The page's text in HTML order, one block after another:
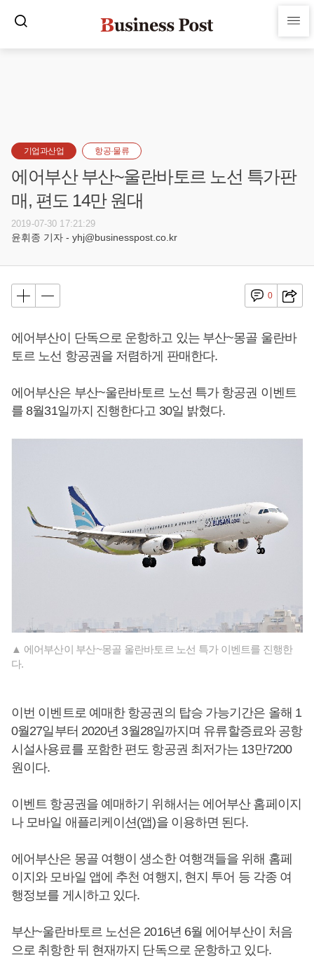
기업과산업 항공·물류
에어부산 부산~울란바토르 노선 특가판
매, 편도 14만 원대
2019-07-30 17:21:29
윤휘종 기자 - yhj@businesspost.co.kr
0
에어부산이 단독으로 운항하고 있는 부산~몽골 울란바
토르 노선 항공권을 저렴하게 판매한다.
에어부산은 부산~울란바토르 노선 특가 항공권 이벤트
를 8월31일까지 진행한다고 30일 밝혔다.
▲ 에어부산이 부산~몽골 울란바토르 노선 특가 이벤트를 진행한
다.
이번 이벤트로 예매한 항공권의 탑승 가능기간은 올해 1
0월27일부터 2020년 3월28일까지며 유류할증료와 공항
시설사용료를 포함한 편도 항공권 최저가는 13만7200
원이다.
이벤트 항공권을 예매하기 위해서는 에어부산 홈페이지
나 모바일 애플리케이션(앱)을 이용하면 된다.
에어부산은 몽골 여행이 생소한 여행객들을 위해 홈페
이지와 모바일 앱에 추천 여행지, 현지 투어 등 각종 여
행정보를 게시하고 있다.
부산~울란바토르 노선은 2016년 6월 에어부산이 처음
으로 취항한 뒤 현재까지 단독으로 운항하고 있다.